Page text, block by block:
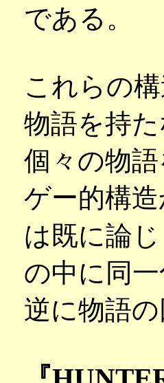
である。
これらの
物語を持
個々の物
ゲー的構
は既に論
の中に同
逆に物語